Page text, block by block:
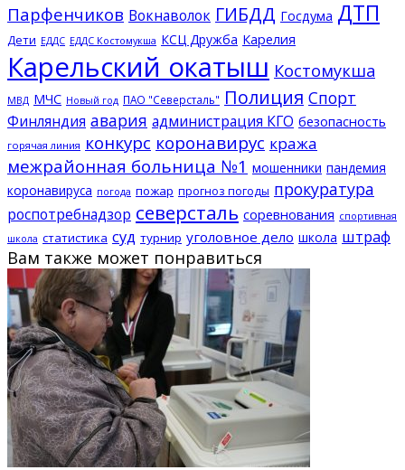
Парфенчиков Вокнаволок ГИБДД Госдума ДТП
Дети ЕДДС ЕДДС Костомукша КСЦ Дружба Карелия
Карельский окатыш Костомукша
МВД МЧС Новый год ПАО "Северсталь" Полиция Спорт
Финляндия авария администрация КГО безопасность
горячая линия конкурс коронавирус кража
межрайонная больница №1 мошенники пандемия
коронавируса погода пожар прогноз погоды прокуратура
роспотребнадзор северсталь соревнования спортивная
школа статистика суд турнир уголовное дело школа штраф
Вам также может понравиться